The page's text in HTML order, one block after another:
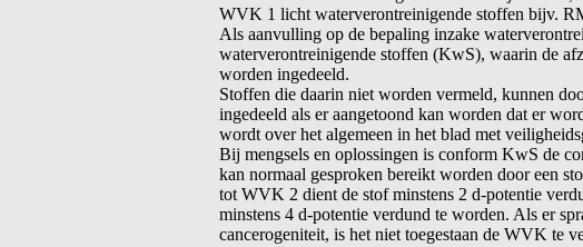
WVK 1 licht waterverontreinigende stoffen bijv.
Als aanvulling op de bepaling inzake
waterverontreinigende stoffen (KwS), waarin de
worden ingedeeld.
Stoffen die daarin niet worden vermeld, kunnen
ingedeeld als er aangetoond kan worden dat er
wordt over het algemeen in het blad met
Bij mengsels en oplossingen is conform KwS de
kan normaal gesproken bereikt worden door een
tot WVK 2 dient de stof minstens 2 d-potentie
minstens 4 d-potentie verdund te worden. Als er
cancerogeniteit, is het niet toegestaan de WVK te